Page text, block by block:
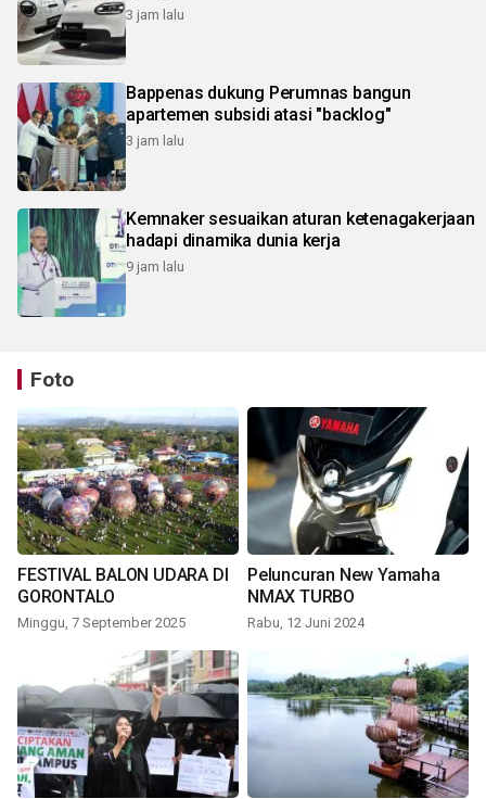
3 jam lalu
Bappenas dukung Perumnas bangun
apartemen subsidi atasi "backlog"
3 jam lalu
Kemnaker sesuaikan aturan ketenagakerjaan
hadapi dinamika dunia kerja
9 jam lalu
Foto
FESTIVAL BALON UDARA DI
GORONTALO
Minggu, 7 September 2025
Peluncuran New Yamaha
NMAX TURBO
Rabu, 12 Juni 2024